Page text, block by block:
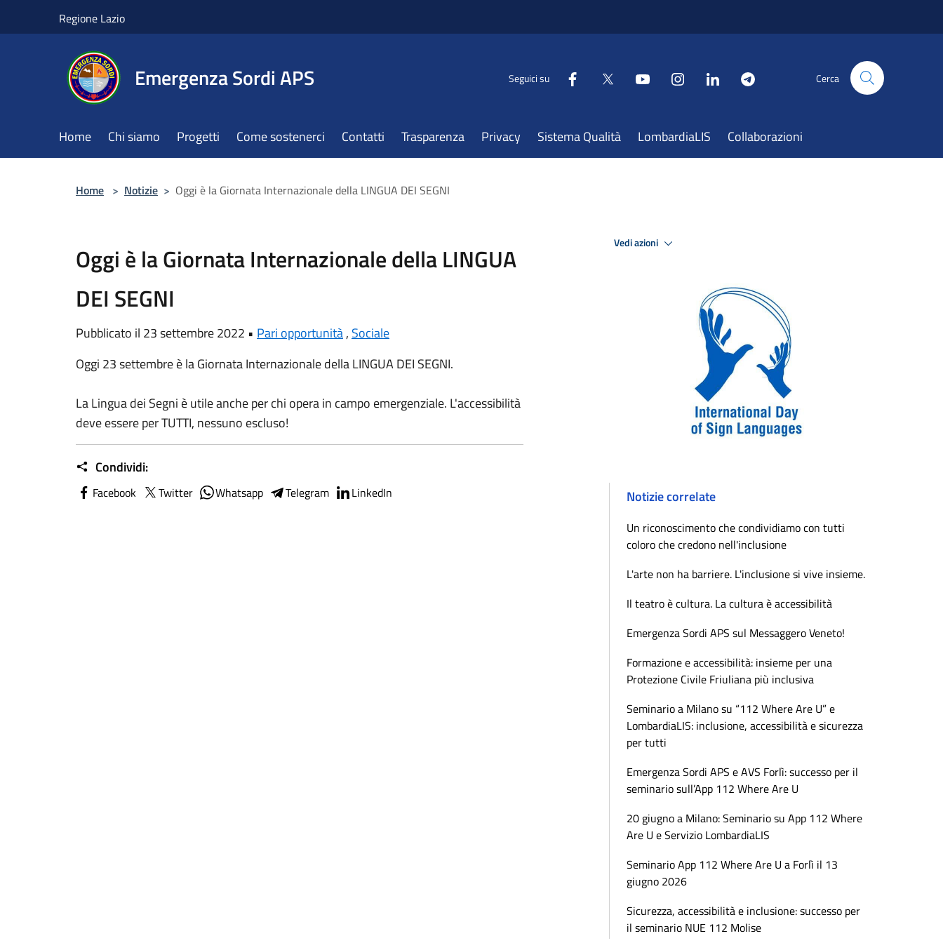
Regione Lazio
Emergenza Sordi APS Seguici su Cerca
Home Chi siamo Progetti Come sostenerci Contatti Trasparenza Privacy Sistema Qualità LombardiaLIS Collaborazioni
Home > Notizie > Oggi è la Giornata Internazionale della LINGUA DEI SEGNI
Oggi è la Giornata Internazionale della LINGUA
DEI SEGNI
Pubblicato il 23 settembre 2022 • Pari opportunità, Sociale
Oggi 23 settembre è la Giornata Internazionale della LINGUA DEI SEGNI.
La Lingua dei Segni è utile anche per chi opera in campo emergenziale. L'accessibilità
deve essere per TUTTI, nessuno escluso!
Condividi:
Facebook Twitter Whatsapp Telegram LinkedIn
Vedi azioni
Notizie correlate
Un riconoscimento che condividiamo con tutti
coloro che credono nell'inclusione
L'arte non ha barriere. L'inclusione si vive insieme.
Il teatro è cultura. La cultura è accessibilità
Emergenza Sordi APS sul Messaggero Veneto!
Formazione e accessibilità: insieme per una
Protezione Civile Friuliana più inclusiva
Seminario a Milano su “112 Where Are U” e
LombardiaLIS: inclusione, accessibilità e sicurezza
per tutti
Emergenza Sordi APS e AVS Forlì: successo per il
seminario sull’App 112 Where Are U
20 giugno a Milano: Seminario su App 112 Where
Are U e Servizio LombardiaLIS
Seminario App 112 Where Are U a Forlì il 13
giugno 2026
Sicurezza, accessibilità e inclusione: successo per
il seminario NUE 112 Molise